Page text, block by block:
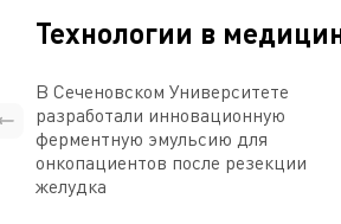
Технологии в
В Сеченовском Университете
разработали инновационную
ферментную эмульсию для
онкопациентов после резекции
желудка